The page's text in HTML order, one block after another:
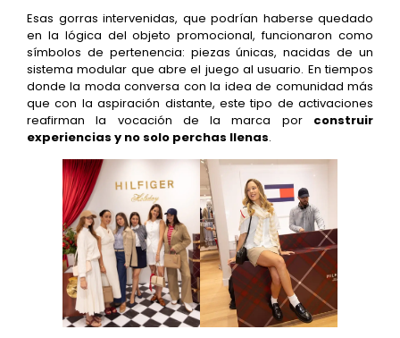
Esas gorras intervenidas, que podrían haberse quedado
en la lógica del objeto promocional, funcionaron como
símbolos de pertenencia: piezas únicas, nacidas de un
sistema modular que abre el juego al usuario. En tiempos
donde la moda conversa con la idea de comunidad más
que con la aspiración distante, este tipo de activaciones
reafirman la vocación de la marca por construir
experiencias y no solo perchas llenas.